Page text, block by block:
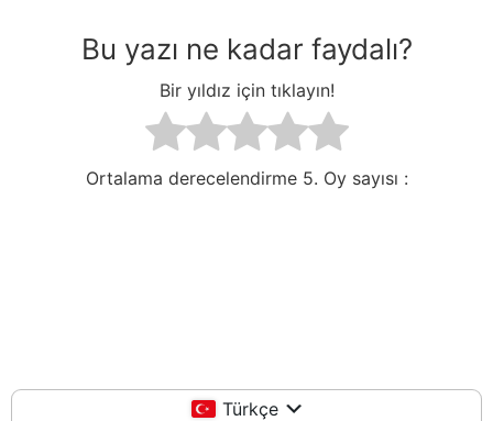
Bu yazı ne kadar faydalı?
Bir yıldız için tıklayın!
Ortalama derecelendirme 5. Oy sayısı :
Türkçe